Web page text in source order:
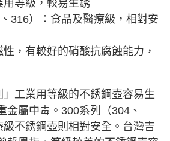
用等級，較易生銹
316）：食品及醫療級，相對安
，有較好的硝酸抗腐蝕能力，
工業用等級的不銹鋼壺容易生
金屬中毒。300系列（304、
不銹鋼壺則相對安全。台灣吉